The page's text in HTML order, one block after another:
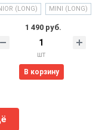
(LONG) MINI (LONG)
1 490 руб.
шт
В корзину